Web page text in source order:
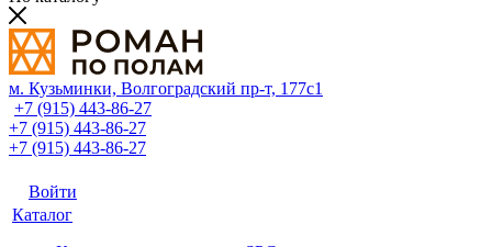
м. Кузьминки, Волгоградский пр‑т, 177с1
+7 (915) 443-86-27
+7 (915) 443-86-27
+7 (915) 443-86-27
Войти
Каталог